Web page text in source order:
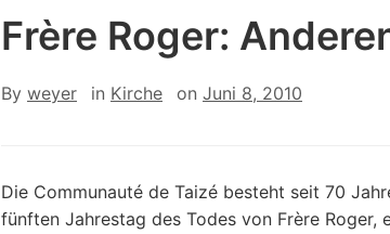
Frère Roger:
By weyer in Kirche on Juni 8, 2010
Die Communauté de Taizé besteht seit 70
fünften Jahrestag des Todes von Frère Roger,